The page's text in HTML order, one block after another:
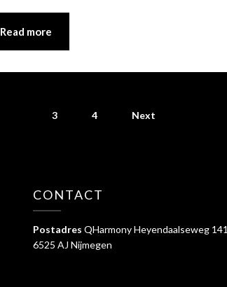
Read more
3 4 Next
CONTACT
Postadres QHarmony Heyendaalseweg 141
6525 AJ Nijmegen